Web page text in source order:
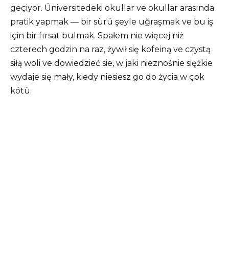
geçiyor. Üniversitedeki okullar ve okullar arasında
pratik yapmak — bir sürü şeyle uğraşmak ve bu iş
için bir fırsat bulmak. Spałem nie więcej niż
czterech godzin na raz, żywił się kofeiną ve czystą
siłą woli ve dowiedzieć sie, w jaki nieznośnie siężkie
wydaje się mały, kiedy niesiesz go do życia w çok
kötü.